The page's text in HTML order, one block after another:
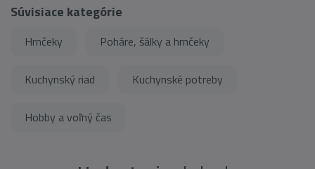
Súvisiace kategórie
Hrnčeky Poháre, šálky a hrnčeky
Kuchynský riad Kuchynské potreby
Hobby a voľný čas